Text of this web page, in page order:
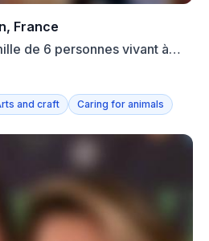
France
de 6 personnes vivant à
and craft Caring for animals